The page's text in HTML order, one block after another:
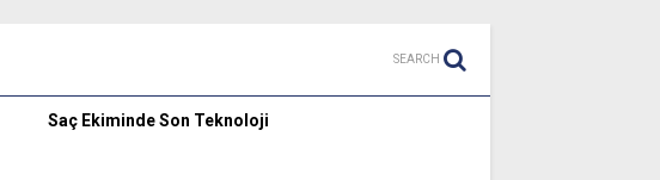
SEARCH
Saç Ekiminde Son Teknoloji